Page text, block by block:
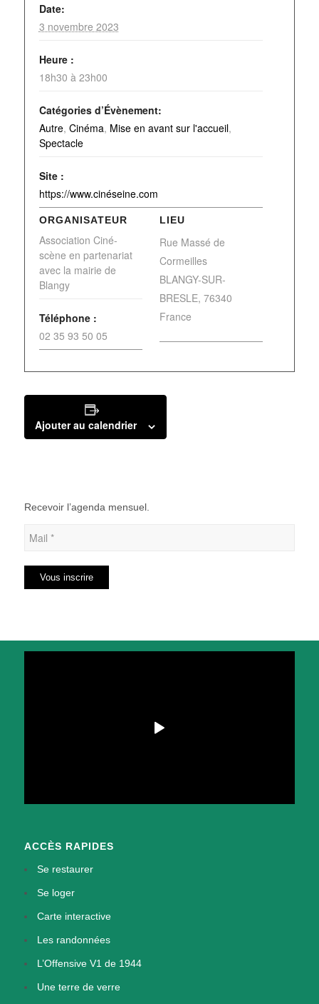
Date:
3 novembre 2023
Heure :
18h30 à 23h00
Catégories d’Évènement:
Autre, Cinéma, Mise en avant sur l'accueil,
Spectacle
Site :
https://www.cinéseine.com
LIEU
Rue Massé de
Cormeilles
BLANGY-SUR-
BRESLE, 76340
France
ORGANISATEUR
Association Ciné-
scène en partenariat
avec la mairie de
Blangy
Téléphone :
02 35 93 50 05
Ajouter au calendrier
Recevoir l’agenda mensuel.
ACCÈS RAPIDES
Se restaurer
Se loger
Carte interactive
Les randonnées
L’Offensive V1 de 1944
Une terre de verre